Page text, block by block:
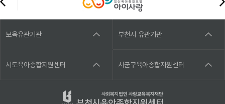
보육유관기관 부천시 유관기관
시도육아종합지원센터 시군구육아종합지원센터